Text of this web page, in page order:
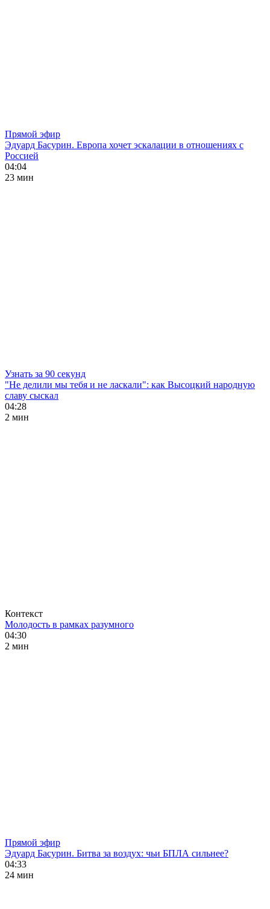
Прямой эфир
Эдуард Басурин. Европа хочет эскалации в отношениях с
Россией
04:04
23 мин
Узнать за 90 секунд
"Не делили мы тебя и не ласкали": как Высоцкий народную
славу сыскал
04:28
2 мин
Контекст
Молодость в рамках разумного
04:30
2 мин
Прямой эфир
Эдуард Басурин. Битва за воздух: чьи БПЛА сильнее?
04:33
24 мин